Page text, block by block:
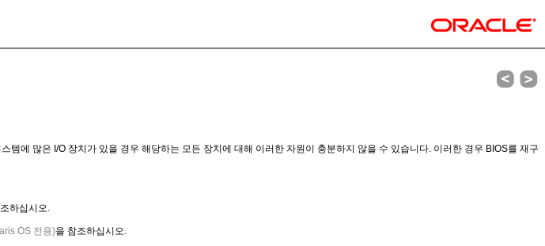
템에 많은 I/O 장치가 있을 경우 해당하는 모든 장치에 대해 이러한 자원이 충분하지 않을 수 있습니다. 이러한 경우 BIOS를 재구
하십시오.
OS 전용)을 참조하십시오.